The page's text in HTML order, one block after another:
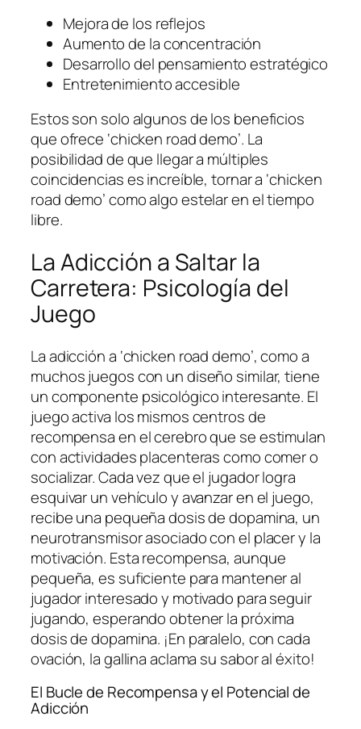
Mejora de los reflejos
Aumento de la concentración
Desarrollo del pensamiento estratégico
Entretenimiento accesible
Estos son solo algunos de los beneficios
que ofrece ‘chicken road demo’. La
posibilidad de que llegar a múltiples
coincidencias es increíble, tornar a ‘chicken
road demo’ como algo estelar en el tiempo
libre.
La Adicción a Saltar la
Carretera: Psicología del
Juego
La adicción a ‘chicken road demo’, como a
muchos juegos con un diseño similar, tiene
un componente psicológico interesante. El
juego activa los mismos centros de
recompensa en el cerebro que se estimulan
con actividades placenteras como comer o
socializar. Cada vez que el jugador logra
esquivar un vehículo y avanzar en el juego,
recibe una pequeña dosis de dopamina, un
neurotransmisor asociado con el placer y la
motivación. Esta recompensa, aunque
pequeña, es suficiente para mantener al
jugador interesado y motivado para seguir
jugando, esperando obtener la próxima
dosis de dopamina. ¡En paralelo, con cada
ovación, la gallina aclama su sabor al éxito!
El Bucle de Recompensa y el Potencial de
Adicción